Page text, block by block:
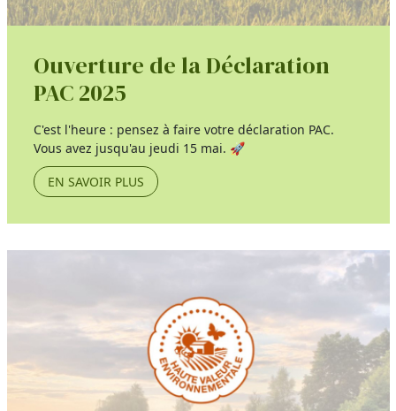
Ouverture de la Déclaration
PAC 2025
C'est l'heure : pensez à faire votre déclaration PAC.
Vous avez jusqu'au jeudi 15 mai. 🚀
EN SAVOIR PLUS